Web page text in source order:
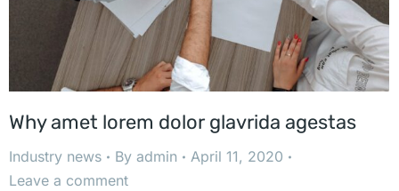
Why amet lorem dolor glavrida agestas
Industry news By admin
April 11, 2020
Leave a comment